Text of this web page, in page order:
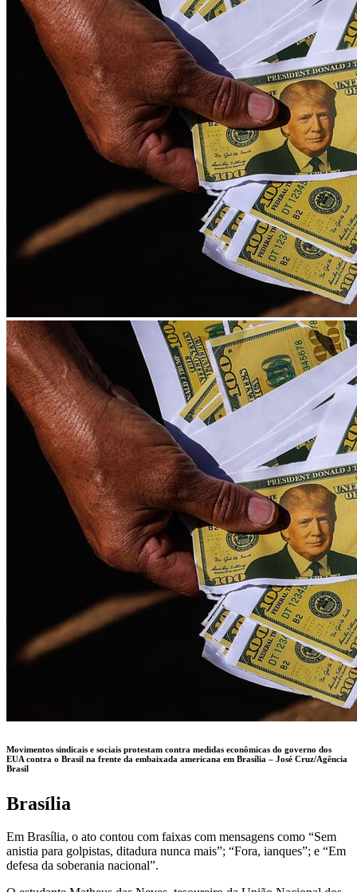
Movimentos sindicais e sociais protestam contra medidas econômicas do governo dos
EUA contra o Brasil na frente da embaixada americana em Brasília – José Cruz/Agência
Brasil
Brasília
Em Brasília, o ato contou com faixas com mensagens como “Sem
anistia para golpistas, ditadura nunca mais”; “Fora, ianques”; e “Em
defesa da soberania nacional”.